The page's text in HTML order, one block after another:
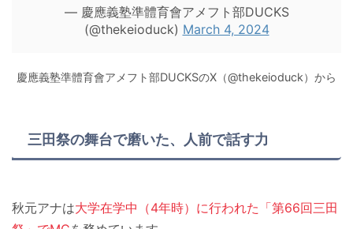
— 慶應義塾準體育會アメフト部DUCKS
(@thekeioduck) March 4, 2024
慶應義塾準體育會アメフト部DUCKSのX（@thekeioduck）から
三田祭の舞台で磨いた、人前で話す力
秋元アナは大学在学中（4年時）に行われた「第66回三田